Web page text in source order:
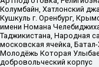
Колумбайн, Хатлонский
Кушкуль г. Оренбург,
имени Номана
Таджикистана, Народная
московская ячейка,
Молодёжь Которая
добровольческий корпус